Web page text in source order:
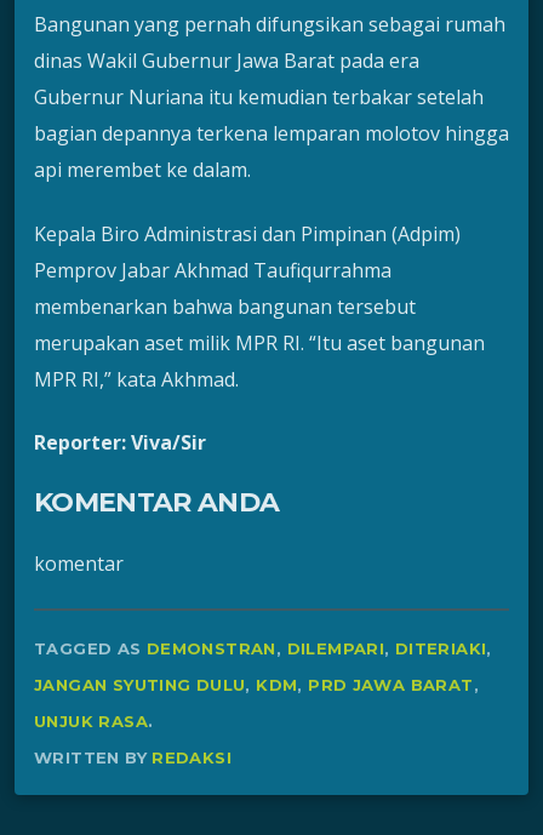
Bangunan yang pernah difungsikan sebagai rumah
dinas Wakil Gubernur Jawa Barat pada era
Gubernur Nuriana itu kemudian terbakar setelah
bagian depannya terkena lemparan molotov hingga
api merembet ke dalam.
Kepala Biro Administrasi dan Pimpinan (Adpim)
Pemprov Jabar Akhmad Taufiqurrahma
membenarkan bahwa bangunan tersebut
merupakan aset milik MPR RI. “Itu aset bangunan
MPR RI,” kata Akhmad.
Reporter: Viva/Sir
KOMENTAR ANDA
komentar
TAGGED AS DEMONSTRAN, DILEMPARI, DITERIAKI,
JANGAN SYUTING DULU, KDM, PRD JAWA BARAT,
UNJUK RASA.
WRITTEN BY REDAKSI